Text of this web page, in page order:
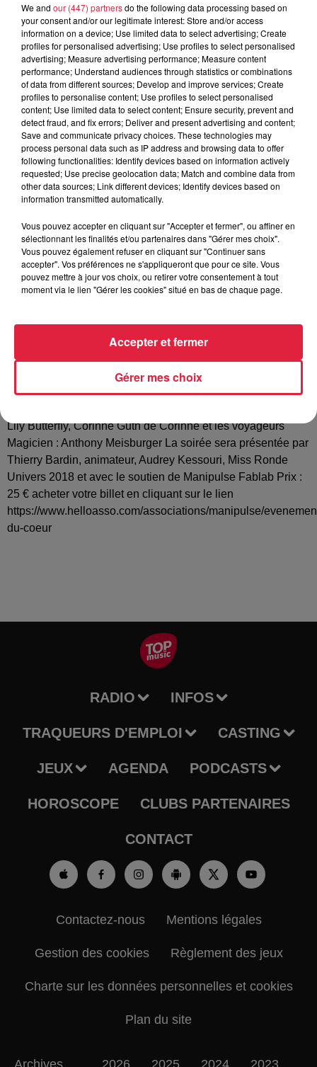
Organisateur
0684528300
kessouriaudrey@gmail.com
Tarif Gratuit
Le gala du cœur est une soirée caritative dont l’intégralité
des bénéfices seront reversés aux associations
Strasbourgeoises « rebond du cœur » et « semeurs d’étoiles
» (cliquez sur les logos pour découvrir les associations).
Quand ? Le Vendredi 5 avril 2019 de 20:00 à 23:00.
Ouverture des portes à partir de 19h15. Où ? à l’Illiade 11
allée François Mitterrand, 67400 Illkirch-Graffenstaden
Achetez votre billet ici
https://www.helloasso.com/associations/manipulse/
engagés pour soutenir les associations : Une toile réalisée
par la peintre Angie Magnin pendant la soirée sera vendue
aux enchères Humoristes : Capitain Sprûtz, Antoinette de
Knackwiller Chanteurs : Les Gospel Kids, Bo* Johnson,
Lionel Grob, Julien Hmi, Jean-Lin, Roxane Zimmermann,
Lily ButterfIy, Corinne Guth de Corinne et les voyageurs
Magicien : Anthony Meisburger La soirée sera présentée par
Thierry Bardin, animateur, Audrey Kessouri, Miss Ronde
Univers 2018 et avec le soutien de Manipulse Fablab Prix :
25 € acheter votre billet en cliquant sur le lien
https://www.helloasso.com/associations/manipulse/
du-coeur
RADIO INFOS
TRAQUEURS D'EMPLOI CASTING
JEUX AGENDA PODCASTS
HOROSCOPE CLUBS PARTENAIRES
CONTACT
Contactez-nous Mentions légales
Gestion des cookies Règlement des jeux
Charte sur les données personnelles et cookies
Plan du site
We and our (447) partnersdo the following data processing based on
your consent and/or our legitimate interest: Store and/or access
information on a device; Use limited data to select advertising; Create
profiles for personalised advertising; Use profiles to select personalised
advertising; Measure advertising performance; Measure content
performance; Understand audiences through statistics or combinations
of data from different sources; Develop and improve services; Create
profiles to personalise content; Use profiles to select personalised
content; Use limited data to select content; Ensure security, prevent and
detect fraud, and fix errors; Deliver and present advertising and content;
Save and communicate privacy choices. These technologies may
process personal data such as IP address and browsing data to offer
following functionalities: Identify devices based on information actively
requested; Use precise geolocation data; Match and combine data from
other data sources; Link different devices; Identify devices based on
information transmitted automatically.
Vous pouvez accepter en cliquant sur "Accepter et fermer", ou affiner en
sélectionnant les finalités et/ou partenaires dans "Gérer mes choix".
Vous pouvez également refuser en cliquant sur "Continuer sans
accepter". Vos préférences ne s'appliqueront que pour ce site. Vous
pouvez mettre à jour vos choix, ou retirer votre consentement à tout
moment via le lien "Gérer les cookies" situé en bas de chaque page.
Gérer mes choix
Accepter et fermer